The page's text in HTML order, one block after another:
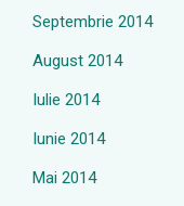
Septembrie 2014
August 2014
Iulie 2014
Iunie 2014
Mai 2014